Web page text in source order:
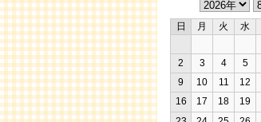
日 月 火 水
2
3 4 5
9
10 11 12
16
17 18 19